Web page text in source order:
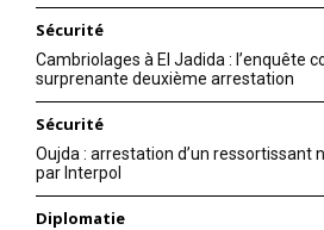
Sécurité
Cambriolages à El Jadida : l’enquête
surprenante deuxième arrestation
Sécurité
Oujda : arrestation d’un ressortissant
par Interpol
Diplomatie